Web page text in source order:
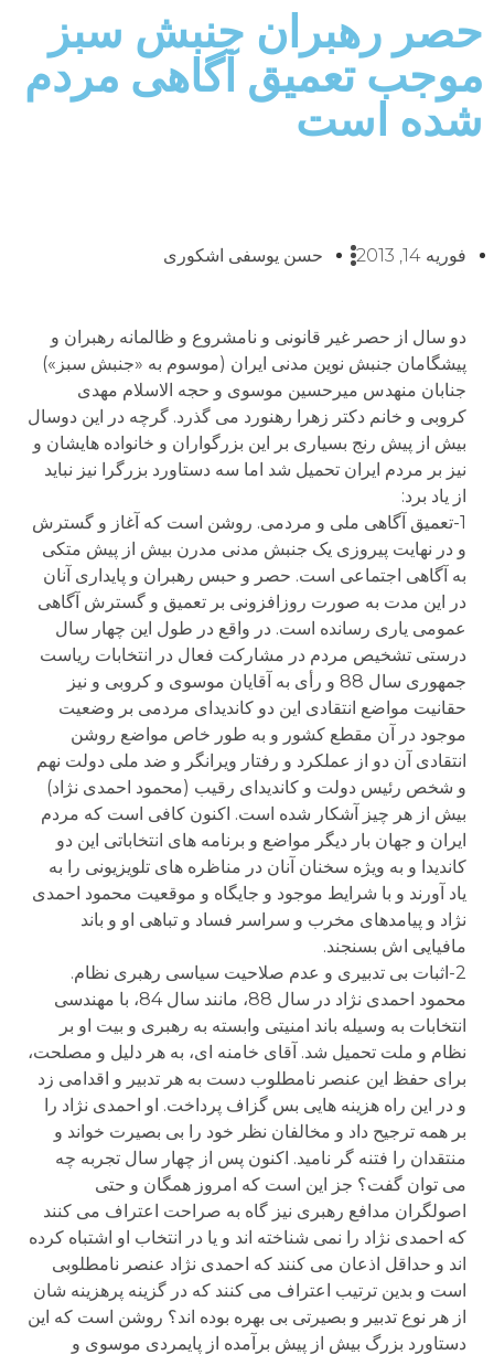
حصر رهبران جنبش سبز
موجب تعمیق آگاهی مردم
شده است
فوریه 14, 2013 حسن یوسفی اشکوری
دو سال از حصر غیر قانونی و نامشروع و ظالمانه رهبران و
پیشگامان جنبش نوین مدنی ایران (موسوم به «جنبش سبز»)
جنابان منهدس میرحسین موسوی و حجه الاسلام مهدی
کروبی و خانم دکتر زهرا رهنورد می گذرد. گرچه در این دوسال
بیش از پیش رنج بسیاری بر این بزرگواران و خانواده هایشان و
نیز بر مردم ایران تحمیل شد اما سه دستاورد بزرگرا نیز نباید
از یاد برد:
1-تعمیق آگاهی ملی و مردمی. روشن است که آغاز و گسترش
و در نهایت پیروزی یک جنبش مدنی مدرن بیش از پیش متکی
به آگاهی اجتماعی است. حصر و حبس رهبران و پایداری آنان
در این مدت به صورت روزافزونی بر تعمیق و گسترش آگاهی
عمومی یاری رسانده است. در واقع در طول این چهار سال
درستی تشخیص مردم در مشارکت فعال در انتخابات ریاست
جمهوری سال 88 و رأی به آقایان موسوی و کروبی و نیز
حقانیت مواضع انتقادی این دو کاندیدای مردمی بر وضعیت
موجود در آن مقطع کشور و به طور خاص مواضع روشن
انتقادی آن دو از عملکرد و رفتار ویرانگر و ضد ملی دولت نهم
و شخص رئیس دولت و کاندیدای رقیب (محمود احمدی نژاد)
بیش از هر چیز آشکار شده است. اکنون کافی است که مردم
ایران و جهان بار دیگر مواضع و برنامه های انتخاباتی این دو
کاندیدا و به ویژه سخنان آنان در مناظره های تلویزیونی را به
یاد آورند و با شرایط موجود و جایگاه و موقعیت محمود احمدی
نژاد و پیامدهای مخرب و سراسر فساد و تباهی او و باند
مافیایی اش بسنجند.
2-اثبات بی تدبیری و عدم صلاحیت سیاسی رهبری نظام.
محمود احمدی نژاد در سال 88، مانند سال 84، با مهندسی
انتخابات به وسیله باند امنیتی وابسته به رهبری و بیت او بر
نظام و ملت تحمیل شد. آقای خامنه ای، به هر دلیل و مصلحت،
برای حفظ این عنصر نامطلوب دست به هر تدبیر و اقدامی زد
و در این راه هزینه هایی بس گزاف پرداخت. او احمدی نژاد را
بر همه ترجیح داد و مخالفان نظر خود را بی بصیرت خواند و
منتقدان را فتنه گر نامید. اکنون پس از چهار سال تجربه چه
می توان گفت؟ جز این است که امروز همگان و حتی
اصولگران مدافع رهبری نیز گاه به صراحت اعتراف می کنند
که احمدی نژاد را نمی شناخته اند و یا در انتخاب او اشتباه کرده
اند و حداقل اذعان می کنند که احمدی نژاد عنصر نامطلوبی
است و بدین ترتیب اعتراف می کنند که در گزینه پرهزینه شان
از هر نوع تدبیر و بصیرتی بی بهره بوده اند؟ روشن است که این
دستاورد بزرگ بیش از پیش برآمده از پایمردی موسوی و